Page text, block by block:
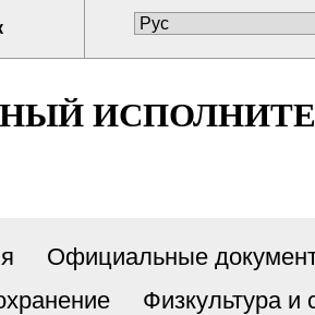
Официальные
Физкультура и